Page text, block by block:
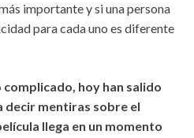
importante y si una persona
para cada uno es diferente
hoy han salido
decir mentiras sobre el
llega en un momento